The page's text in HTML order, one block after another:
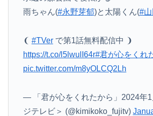
雨ちゃん(#永野芽郁)と太陽くん(#
❨ #TVerで第1話無料配信中 ❩
https://t.co/l5lwulI64r#君が心をくれ
pic.twitter.com/m8yOLCQ2Lh
— 「君が心をくれたから」2024年1
ジテレビ＞ (@kimikoko_fujitv)